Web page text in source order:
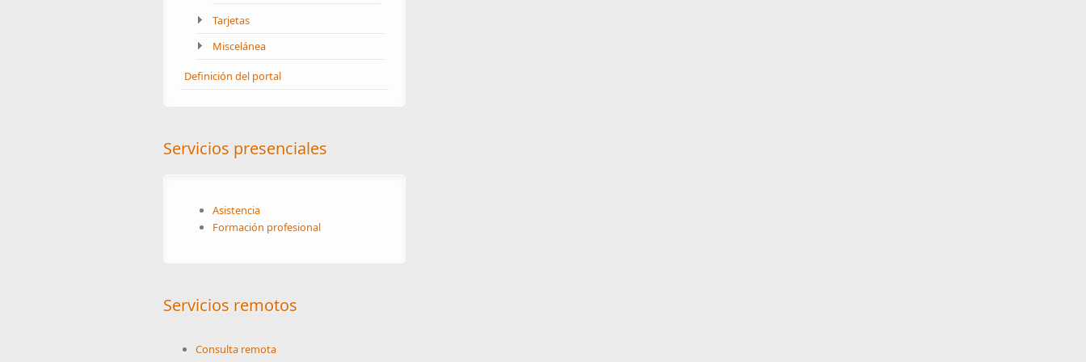
Tarjetas
Miscelánea
Definición del portal
Servicios presenciales
Asistencia
Formación profesional
Servicios remotos
Consulta remota